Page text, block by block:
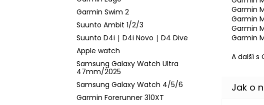
Garmin Swim 2
Suunto Ambit 1/2/3
Suunto D4i ∣ D4i Novo ∣ D4 Dive
Apple watch
Samsung Galaxy Watch Ultra
47mm/2025
Samsung Galaxy Watch 4/5/6
Garmin Forerunner 310XT
Garmin
Garmin
Garmin
Garmin
A další s